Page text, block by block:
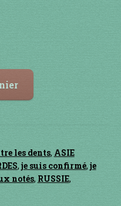
les dents, ASIE
, je suis confirmé, je
notés, RUSSIE,